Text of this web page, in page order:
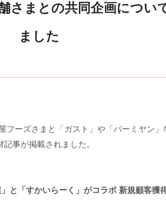
さまとの共同企画につい
ました
ーズさまと「ガスト」や「バーミヤン
事が掲載されました。
と「すかいらーく」がコラボ 新規顧客獲